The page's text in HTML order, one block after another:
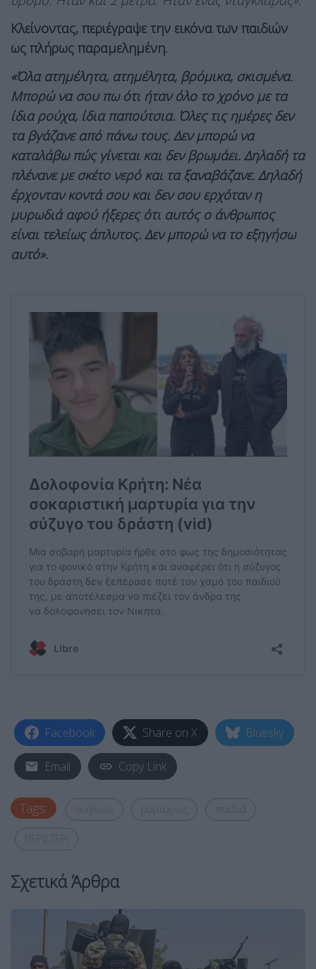
Κλείνοντας, περιέγραψε την εικόνα των παιδιών
ως πλήρως παραμελημένη.
«Όλα ατημέλητα, ατημέλητα, βρόμικα, σκισμένα.
Μπορώ να σου πω ότι ήταν όλο το χρόνο με τα
ίδια ρούχα, ίδια παπούτσια. Όλες τις ημέρες δεν
τα βγάζανε από πάνω τους. Δεν μπορώ να
καταλάβω πώς γίνεται και δεν βρωμάει. Δηλαδή τα
πλένανε με σκέτο νερό και τα ξαναβάζανε. Δηλαδή
έρχονταν κοντά σου και δεν σου ερχόταν η
μυρωδιά αφού ήξερες ότι αυτός ο άνθρωπος
είναι τελείως άπλυτος. Δεν μπορώ να το εξηγήσω
αυτό».
Facebook Share on X Bluesky
Email Copy Link
Tags:
Σχετικά Άρθρα